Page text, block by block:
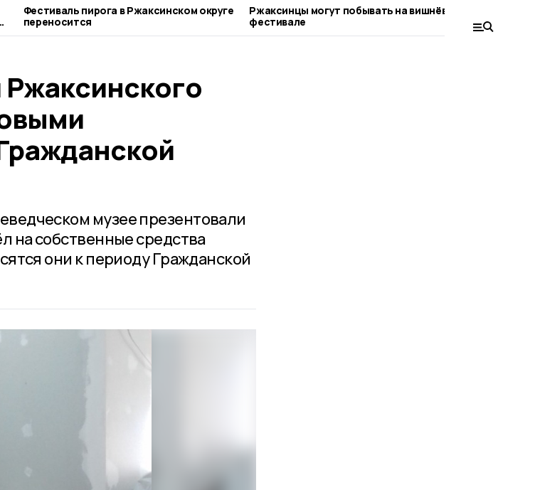
Фестиваль пирога в Ржаксинском округе
переносится
Ржаксинцы могут побывать на вишнёвом
фестивале
музее презентовали
на собственные средства
они к периоду Гражданской